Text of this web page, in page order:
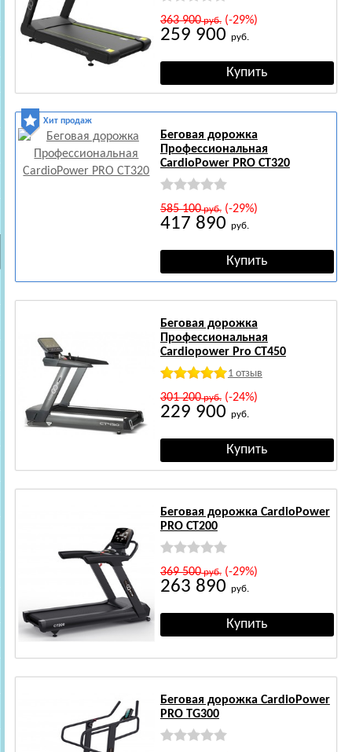
363 900руб.(-29%)
259 900 руб.
Хит продаж
Беговая дорожка
Профессиональная
CardioPower PRO CT320
585 100руб.(-29%)
417 890 руб.
Беговая дорожка
Профессиональная
Cardiopower Pro CT450
1 отзыв
301 200руб.(-24%)
229 900 руб.
Беговая дорожка CardioPower
PRO CT200
369 500руб.(-29%)
263 890 руб.
Беговая дорожка CardioPower
PRO TG300